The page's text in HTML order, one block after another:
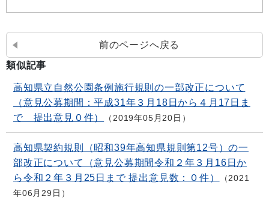
前のページへ戻る
類似記事
高知県立自然公園条例施行規則の一部改正について
（意見公募期間：平成31年３月18日から４月17日ま
で 提出意見０件）
2019年05月20日
高知県契約規則（昭和39年高知県規則第12号）の一
部改正について（意見公募期間令和２年３月16日か
ら令和２年３月25日まで 提出意見数：０件）
2021
年06月29日